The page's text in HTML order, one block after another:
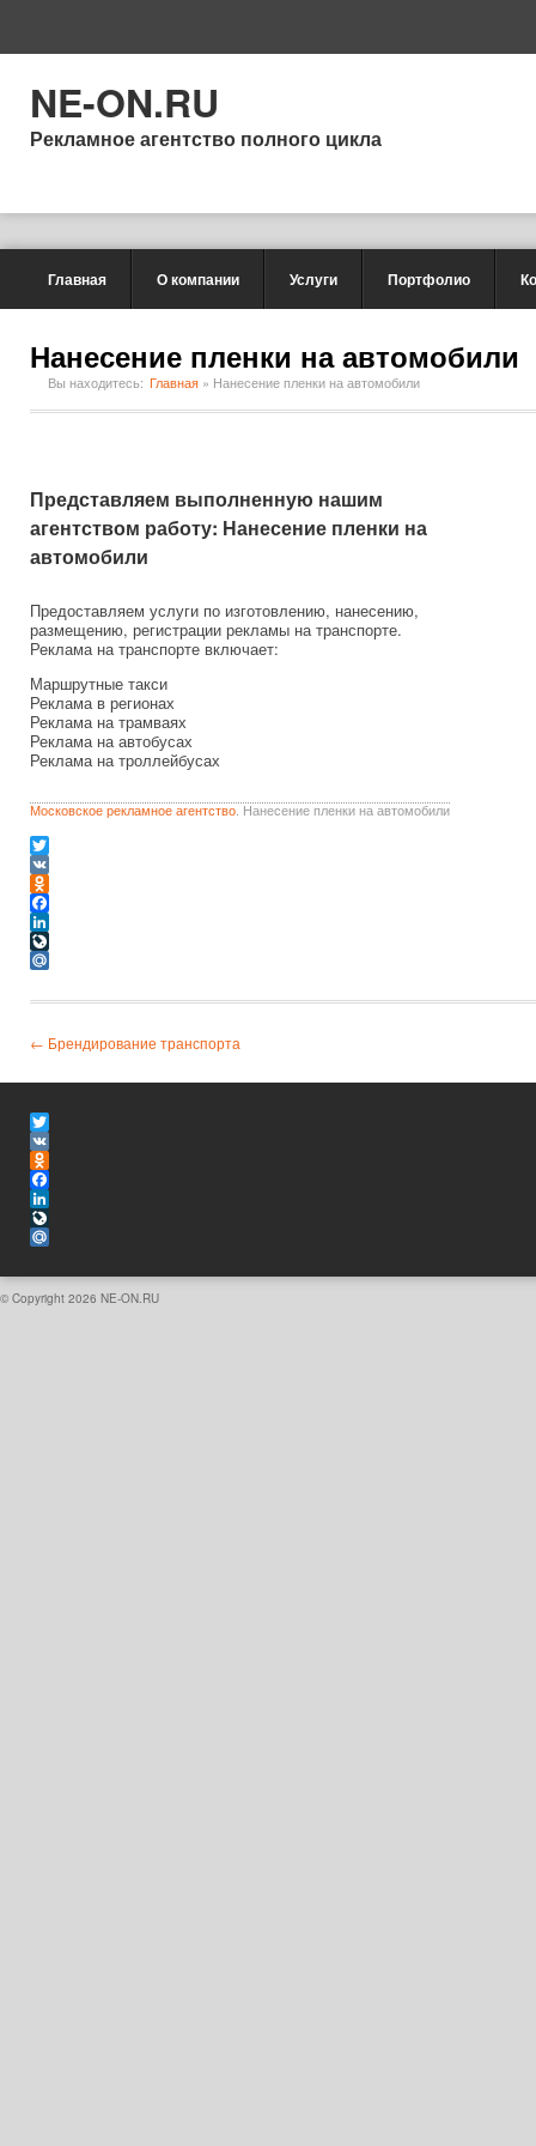
NE-ON.RU
Рекламное агентство полного цикла
Главная О компании Услуги Портфолио
Нанесение пленки на автомобили
Вы находитесь: Главная » Нанесение пленки на автомобили
Представляем выполненную нашим
агентством работу: Нанесение пленки на
автомобили
Предоставляем услуги по изготовлению, нанесению,
размещению, регистрации рекламы на транспорте.
Реклама на транспорте включает:
Маршрутные такси
Реклама в регионах
Реклама на трамваях
Реклама на автобусах
Реклама на троллейбусах
Московское рекламное агентство . Нанесение пленки на автомобили
Twitter
VK
Odnoklassniki
Facebook
LinkedIn
LiveJournal
← Брендирование транспорта
Twitter
VK
Odnoklassniki
Facebook
LinkedIn
LiveJournal
© Copyright 2026 NE-ON.RU